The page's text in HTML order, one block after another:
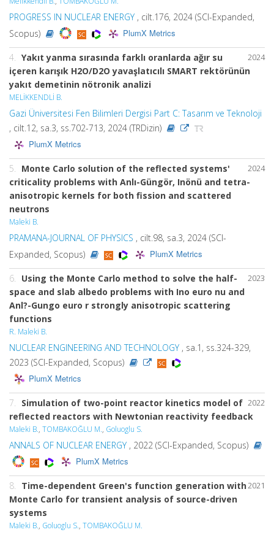
PROGRESS IN NUCLEAR ENERGY , cilt.176, 2024 (SCI-Expanded,
Scopus)
PlumX Metrics
2024
4. Yakıt yanma sırasında farklı oranlarda ağır su
içeren karışık H2O/D2O yavaşlatıcılı SMART rektörünün
yakıt demetinin nötronik analizi
MELİKKENDLİ B.
Gazi Üniversitesi Fen Bilimleri Dergisi Part C: Tasarım ve Teknoloji
, cilt.12, sa.3, ss.702-713, 2024 (TRDizin)
PlumX Metrics
2024
5. Monte Carlo solution of the reflected systems'
criticality problems with Anlı-Güngör, Inönü and tetra-
anisotropic kernels for both fission and scattered
neutrons
Maleki B.
PRAMANA-JOURNAL OF PHYSICS , cilt.98, sa.3, 2024 (SCI-
Expanded, Scopus)
PlumX Metrics
2023
6. Using the Monte Carlo method to solve the half-
space and slab albedo problems with Ino euro nu and
Anl?-Gungo euro r strongly anisotropic scattering
functions
R. Maleki B.
NUCLEAR ENGINEERING AND TECHNOLOGY , sa.1, ss.324-329,
2023 (SCI-Expanded, Scopus)
PlumX Metrics
2022
7. Simulation of two-point reactor kinetics model of
reflected reactors with Newtonian reactivity feedback
Maleki B., TOMBAKOĞLU M., Goluoglu S.
ANNALS OF NUCLEAR ENERGY , 2022 (SCI-Expanded, Scopus)
PlumX Metrics
2021
8. Time-dependent Green's function generation with
Monte Carlo for transient analysis of source-driven
systems
Maleki B., Goluoglu S., TOMBAKOĞLU M.